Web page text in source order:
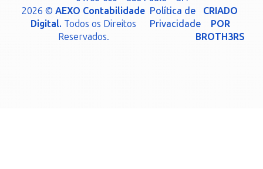
2026 ©AEXO Contabilidade
Digital. Todos os Direitos
Reservados.
Política de
Privacidade
CRIADO
POR
BROTH3RS